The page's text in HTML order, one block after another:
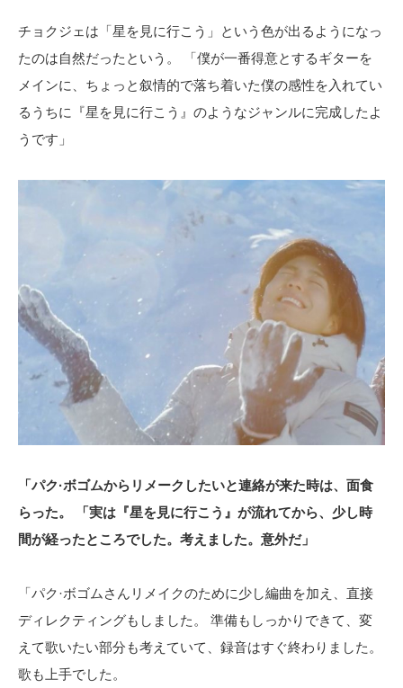
チョクジェは「星を見に行こう」という色が出るようになっ
たのは自然だったという。 「僕が一番得意とするギターを
メインに、ちょっと叙情的で落ち着いた僕の感性を入れてい
るうちに『星を見に行こう』のようなジャンルに完成したよ
うです」
「パク·ボゴムからリメークしたいと連絡が来た時は、面食
らった。 「実は『星を見に行こう』が流れてから、少し時
間が経ったところでした。考えました。意外だ」
「パク·ボゴムさんリメイクのために少し編曲を加え、直接
ディレクティングもしました。 準備もしっかりできて、変
えて歌いたい部分も考えていて、録音はすぐ終わりました。
歌も上手でした。